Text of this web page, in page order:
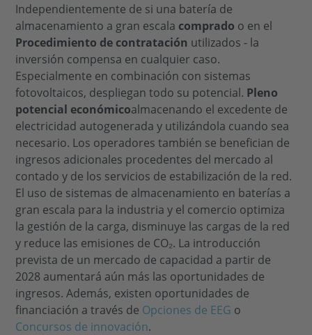
Independientemente de si una batería de
almacenamiento a gran escala comprado o en el
Procedimiento de contratación utilizados - la
inversión compensa en cualquier caso.
Especialmente en combinación con sistemas
fotovoltaicos, despliegan todo su potencial. Pleno
potencial económicoalmacenando el excedente de
electricidad autogenerada y utilizándola cuando sea
necesario. Los operadores también se benefician de
ingresos adicionales procedentes del mercado al
contado y de los servicios de estabilización de la red.
El uso de sistemas de almacenamiento en baterías a
gran escala para la industria y el comercio optimiza
la gestión de la carga, disminuye las cargas de la red
y reduce las emisiones de CO₂. La introducción
prevista de un mercado de capacidad a partir de
2028 aumentará aún más las oportunidades de
ingresos. Además, existen oportunidades de
financiación a través de Opciones de EEG o
Concursos de innovación.